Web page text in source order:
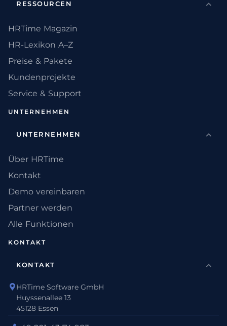
RESSOURCEN
HRTime Magazin
HR-Lexikon A–Z
Preise & Pakete
Kundenprojekte
Service & Support
UNTERNEHMEN
UNTERNEHMEN
Über HRTime
Kontakt
Demo vereinbaren
Partner werden
Alle Funktionen
KONTAKT
KONTAKT
HRTime Software GmbH
Huyssenallee 13
45128 Essen